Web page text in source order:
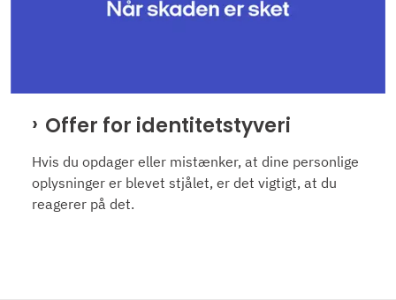
Offer for identitetstyveri
Hvis du opdager eller mistænker, at dine personlige
oplysninger er blevet stjålet, er det vigtigt, at du
reagerer på det.